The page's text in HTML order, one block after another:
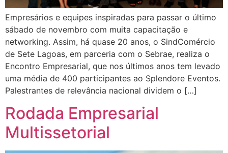
Empresários e equipes inspiradas para passar o último
sábado de novembro com muita capacitação e
networking. Assim, há quase 20 anos, o SindComércio
de Sete Lagoas, em parceria com o Sebrae, realiza o
Encontro Empresarial, que nos últimos anos tem levado
uma média de 400 participantes ao Splendore Eventos.
Palestrantes de relevância nacional dividem o […]
Rodada Empresarial
Multissetorial